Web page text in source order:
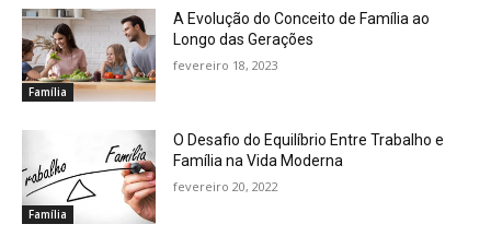
Família
A Evolução do Conceito de Família ao
Longo das Gerações
fevereiro 18, 2023
Família
O Desafio do Equilíbrio Entre Trabalho e
Família na Vida Moderna
fevereiro 20, 2022